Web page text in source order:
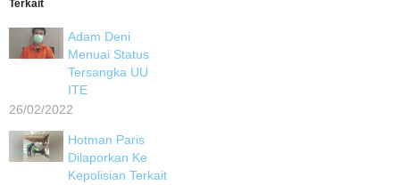
Terkait
Adam Deni
Menuai Status
Tersangka UU
ITE
26/02/2022
Hotman Paris
Dilaporkan Ke
Kepolisian Terkait